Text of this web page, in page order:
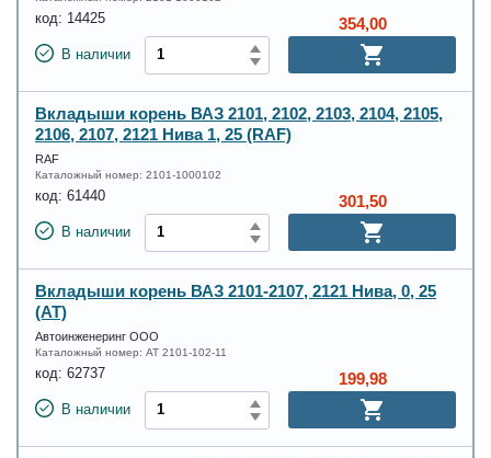
код: 14425
В наличии
354,00
Вкладыши корень ВАЗ 2101, 2102, 2103, 2104, 2105,
2106, 2107, 2121 Нива 1, 25 (RAF)
RAF
Каталожный номер: 2101-1000102
код: 61440
В наличии
301,50
Вкладыши корень ВАЗ 2101-2107, 2121 Нива, 0, 25
(AT)
Автоинженеринг ООО
Каталожный номер: AT 2101-102-11
код: 62737
В наличии
199,98